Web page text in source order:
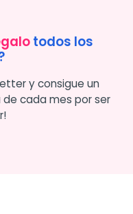
todos los
y consigue un
cada mes por ser